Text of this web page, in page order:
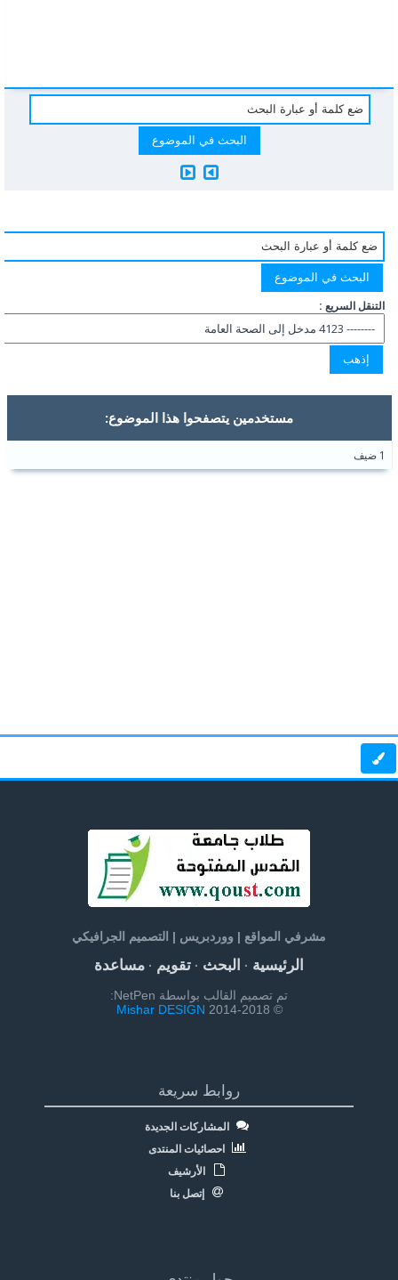
التنقل السريع :
مستخدمين يتصفحوا هذا الموضوع:
مشرفي المواقع | ووردبريس | التصميم الجرافيكي
الرئيسية· البحث· تقويم· مساعدة
تم تصميم القالب بواسطة NetPen:
© 2014-2018
Mishar DESIGN
روابط سريعة
المشاركات الجديدة
احصائيات المنتدى
الأرشيف
إتصل بنا